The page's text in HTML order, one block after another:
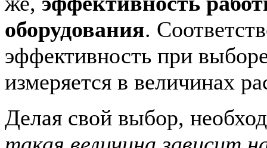
оборудования.
эффективность при
измеряется в величинах
Делая свой выбор,